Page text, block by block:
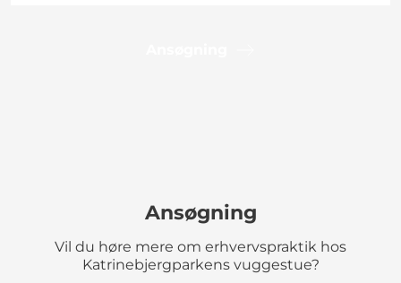
Ansøgning
Vil du høre mere om erhvervspraktik hos
Katrinebjergparkens vuggestue?